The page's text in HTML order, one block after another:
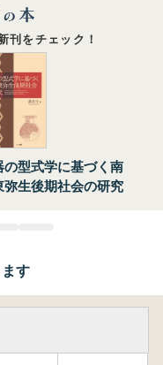
刊をチェック！
の型式学に基づく南
弥生後期社会の研究
す